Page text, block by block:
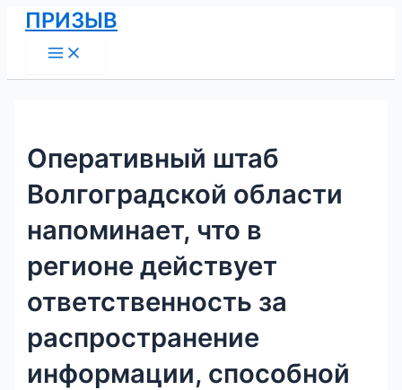
Перейти
содержимому
ПРИЗЫВ
Menu
Оперативный штаб
Волгоградской области
напоминает, что в
регионе действует
ответственность за
распространение
информации, способной
Навигация
по
записям